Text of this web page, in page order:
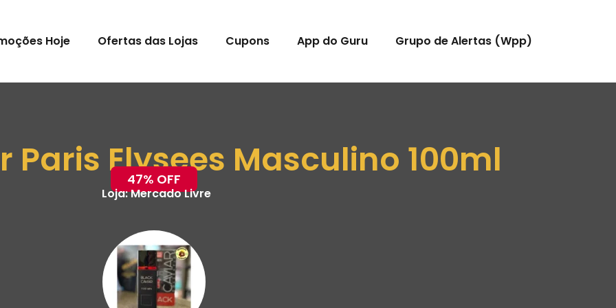
Hoje Ofertas das Lojas Cupons App do Guru Grupo de Alertas (Wpp)
Paris Elysees Masculino 100ml
47% OFF
Loja:Mercado Livre